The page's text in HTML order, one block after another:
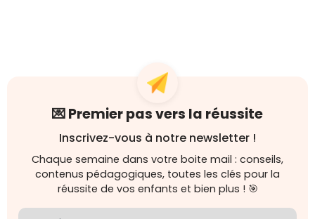
💌 Premier pas vers la réussite
Inscrivez-vous à notre newsletter !
Chaque semaine dans votre boite mail : conseils,
contenus pédagogiques, toutes les clés pour la
réussite de vos enfants et bien plus ! 🎯